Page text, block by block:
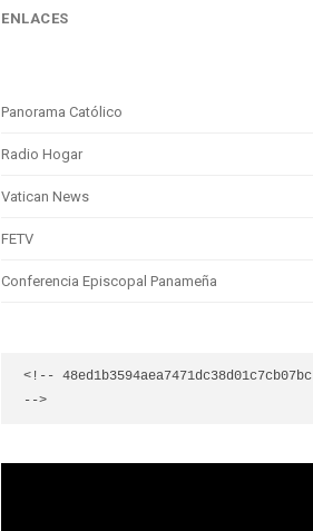
ENLACES
Panorama Católico
Radio Hogar
Vatican News
FETV
Conferencia Episcopal Panameña
<!-- 48ed1b3594aea7471dc38d01c7cb07bc
-->